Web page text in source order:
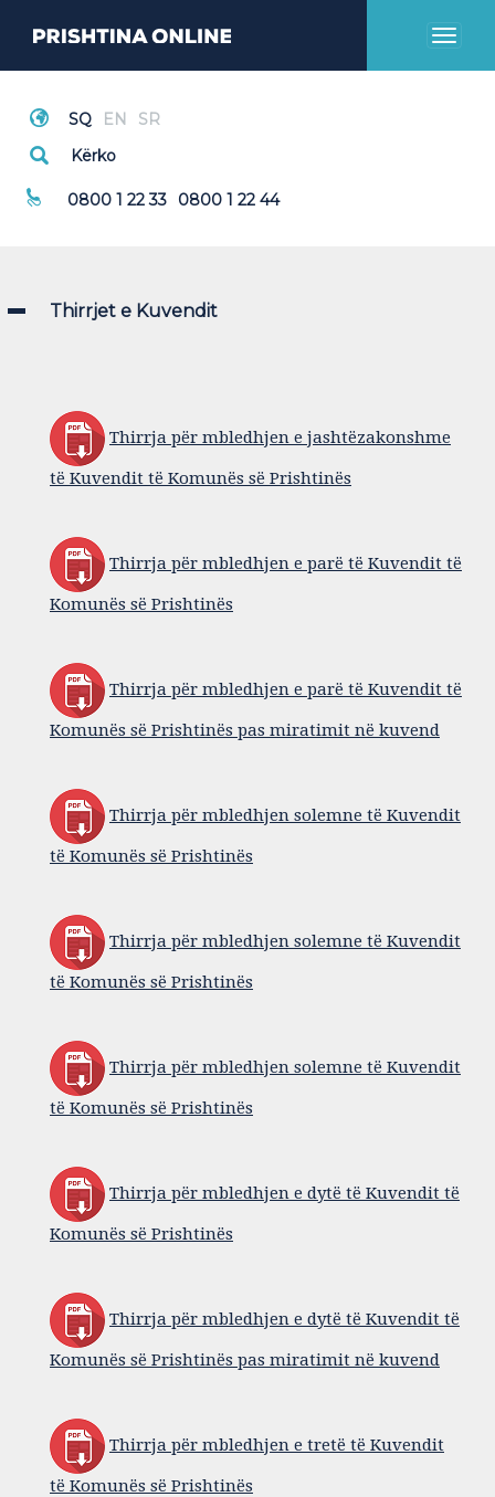
Toggle
Thirrje Emergjente
0800 1 22 33 0800 1 22 44
Thirrjet e Kuvendit
Thirrja për mbledhjen e jashtëzakonshme
të Kuvendit të Komunës së Prishtinës
Thirrja për mbledhjen e parë të Kuvendit të
Komunës së Prishtinës
Thirrja për mbledhjen e parë të Kuvendit të
Komunës së Prishtinës pas miratimit në kuvend
Thirrja për mbledhjen solemne të Kuvendit
të Komunës së Prishtinës
Thirrja për mbledhjen solemne të Kuvendit
të Komunës së Prishtinës
Thirrja për mbledhjen solemne të Kuvendit
të Komunës së Prishtinës
Thirrja për mbledhjen e dytë të Kuvendit të
Komunës së Prishtinës
Thirrja për mbledhjen e dytë të Kuvendit të
Komunës së Prishtinës pas miratimit në kuvend
Thirrja për mbledhjen e tretë të Kuvendit
të Komunës së Prishtinës